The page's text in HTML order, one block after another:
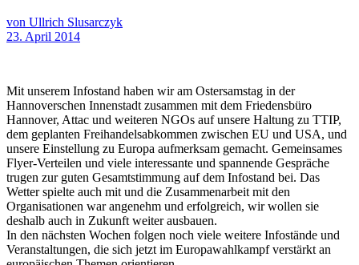
von Ullrich Slusarczyk
23. April 2014
Mit unserem Infostand haben wir am Ostersamstag in der
Hannoverschen Innenstadt zusammen mit dem Friedensbüro
Hannover, Attac und weiteren NGOs auf unsere Haltung zu TTIP,
dem geplanten Freihandelsabkommen zwischen EU und USA, und
unsere Einstellung zu Europa aufmerksam gemacht. Gemeinsames
Flyer-Verteilen und viele interessante und spannende Gespräche
trugen zur guten Gesamtstimmung auf dem Infostand bei. Das
Wetter spielte auch mit und die Zusammenarbeit mit den
Organisationen war angenehm und erfolgreich, wir wollen sie
deshalb auch in Zukunft weiter ausbauen.
In den nächsten Wochen folgen noch viele weitere Infostände und
Veranstaltungen, die sich jetzt im Europawahlkampf verstärkt an